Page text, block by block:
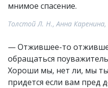
мнимое спасение.
Толстой Л. Н., Анна Каренина,
— Отжившее-то
обращаться
Хороши мы, нет ли, мы
придется если вам пред